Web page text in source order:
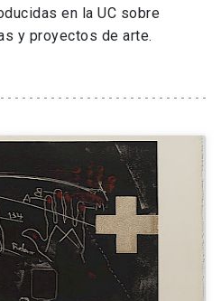
launch
keyboard_arrow_down
en la UC sobre
y proyectos de arte.